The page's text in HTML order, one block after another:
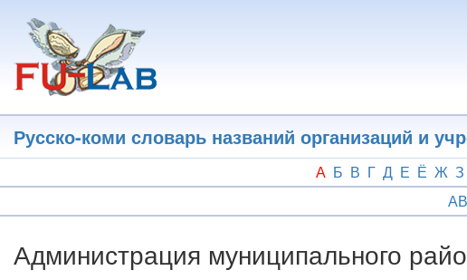
основному
содержанию
Русско-коми словарь названий организаций и
А Б В Г Д Е Ё Ж З
АВ
Администрация муниципального